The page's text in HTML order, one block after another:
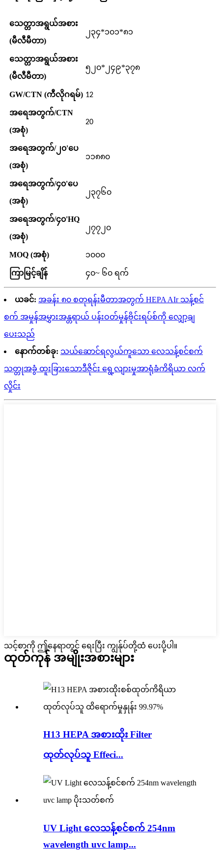
သေတ္တာအရွယ်အစား
(မီလီမီတာ)
၂၃၄*၁၀၁*၈၁
သေတ္တာအရွယ်အစား
(မီလီမီတာ)
၅၂၀*၂၄၉*၃၇၈
GW/CTN (ကီလိုဂရမ်) 12
အရေအတွက်/CTN
(အစုံ)
20
အရေအတွက်/၂၀'ပေ
(အစုံ)
၁၁၈၈၀
အရေအတွက်/၄၀'ပေ
(အစုံ)
၂၃၇၆၀
အရေအတွက်/၄၀'HQ
(အစုံ)
၂၇၇၂၀
MOQ (အစုံ) ၁၀၀၀
ကြာမြင့်ချိန် ၄၀~ ၆၀ ရက်
ယခင်: အခန်း ၈၀ စတုရန်းမီတာအတွက် HEPA AIr သန့်စင်
စက် အမှုန်အမွှားအန္တရာယ် ပန်းဝတ်မှုန်ဗိုင်းရပ်စ်ကို လျှော့ချ
ပေးသည်
နောက်တစ်ခု: သယ်ဆောင်ရလွယ်ကူသော လေသန့်စင်စက်
သတ္တုအခွံ ထူးခြားသောဒီဇိုင်း ရွေ့လျားမှုအာရုံခံကိရိယာ လက်
လှိုင်း
သင့်စာကို ဤနေရာတွင် ရေးပြီး ကျွန်ုပ်တို့ထံ ပေးပို့ပါ။
ထုတ်ကုန် အမျိုးအစားများ
H13 HEPA အစားထိုး Filter
ထုတ်လုပ်သူ Effeci...
UV Light လေသန့်စင်စက် 254nm
wavelength uvc lamp...